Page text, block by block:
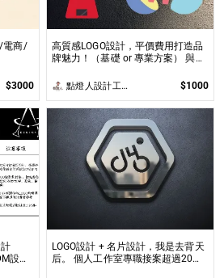
電商/
$3000
高質感LOGO設計，平價費用打造品
牌魅力！（基礎 or 專業方案） 與大
服務點燈人設計工作室 $1000
LOGO設計 + 名片設計，我是去背天
后。 個人工作室專職接案超過20年